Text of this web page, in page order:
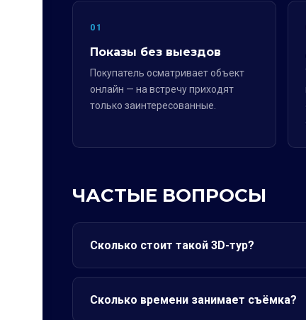
01
Показы без выездов
Покупатель осматривает объект
онлайн — на встречу приходят
только заинтересованные.
ЧАСТЫЕ ВОПРОСЫ
Сколько стоит такой 3D-тур?
Сколько времени занимает съёмка?